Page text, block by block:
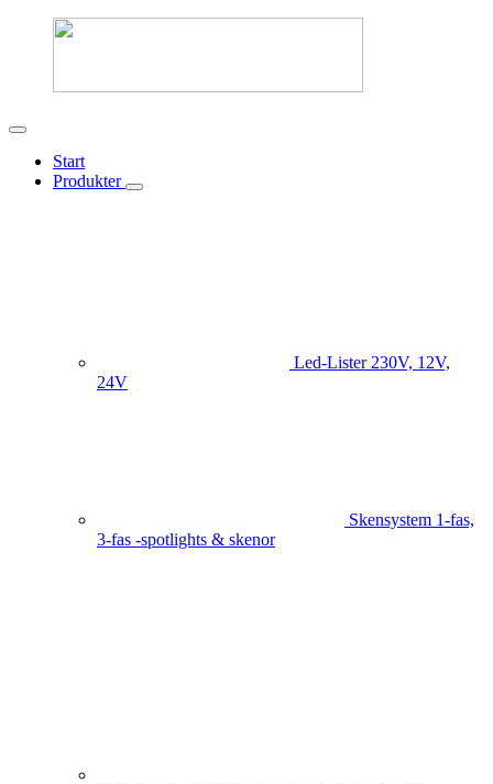
Start
Produkter
Led-Lister 230V, 12V,
24V
Skensystem 1-fas,
3-fas -spotlights & skenor